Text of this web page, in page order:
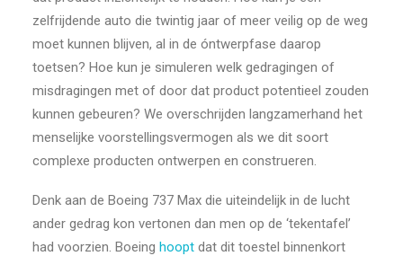
zelfrijdende auto die twintig jaar of meer veilig op de weg
moet kunnen blijven, al in de óntwerpfase daarop
toetsen? Hoe kun je simuleren welk gedragingen of
misdragingen met of door dat product potentieel zouden
kunnen gebeuren? We overschrijden langzamerhand het
menselijke voorstellingsvermogen als we dit soort
complexe producten ontwerpen en construeren.
Denk aan de Boeing 737 Max die uiteindelijk in de lucht
ander gedrag kon vertonen dan men op de ‘tekentafel’
had voorzien. Boeing hoopt dat dit toestel binnenkort